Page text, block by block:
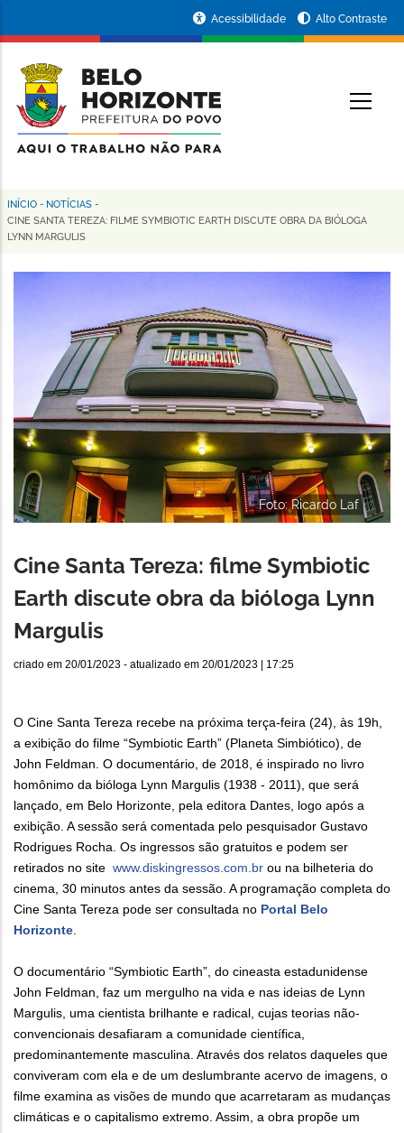
conteúdo
principal
da
Prefeitura
de
Horizonte
Acessibilidade Alto Contraste
Trilha
de
navegação
INÍCIO - NOTÍCIAS -
CINE SANTA TEREZA: FILME SYMBIOTIC EARTH DISCUTE OBRA DA BIÓLOGA
LYNN MARGULIS
Foto: Ricardo Laf
Cine Santa Tereza: filme Symbiotic
Earth discute obra da bióloga Lynn
Margulis
criado em 20/01/2023 - atualizado em 20/01/2023 | 17:25
O Cine Santa Tereza recebe na próxima terça-feira (24), às 19h,
a exibição do filme “Symbiotic Earth” (Planeta Simbiótico), de
John Feldman. O documentário, de 2018, é inspirado no livro
homônimo da bióloga Lynn Margulis (1938 - 2011), que será
lançado, em Belo Horizonte, pela editora Dantes, logo após a
exibição. A sessão será comentada pelo pesquisador Gustavo
Rodrigues Rocha. Os ingressos são gratuitos e podem ser
retirados no site www.diskingressos.com.br ou na bilheteria do
cinema, 30 minutos antes da sessão. A programação completa do
Cine Santa Tereza pode ser consultada no Portal Belo
Horizonte.
O documentário “Symbiotic Earth”, do cineasta estadunidense
John Feldman, faz um mergulho na vida e nas ideias de Lynn
Margulis, uma cientista brilhante e radical, cujas teorias não-
convencionais desafiaram a comunidade científica,
predominantemente masculina. Através dos relatos daqueles que
conviveram com ela e de um deslumbrante acervo de imagens, o
filme examina as visões de mundo que acarretaram as mudanças
climáticas e o capitalismo extremo. Assim, a obra propõe um